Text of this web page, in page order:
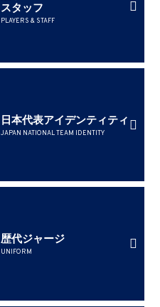
スタッフ
PLAYERS & STAFF
日本代表アイデンティティ
JAPAN NATIONAL TEAM IDENTITY
歴代ジャージ
UNIFORM